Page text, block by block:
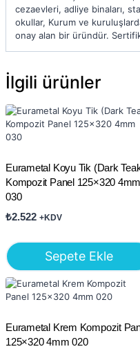
cezaevleri, adliye binaları,
okullar, Kurum ve
onay alan bir üründür.
İlgili ürünler
Eurametal Koyu Tik (Dark
Kompozit Panel 125×320 4mm
030
₺2.522 +KDV
Sepete Ekle
Eurametal Krem Kompozit
125×320 4mm 020